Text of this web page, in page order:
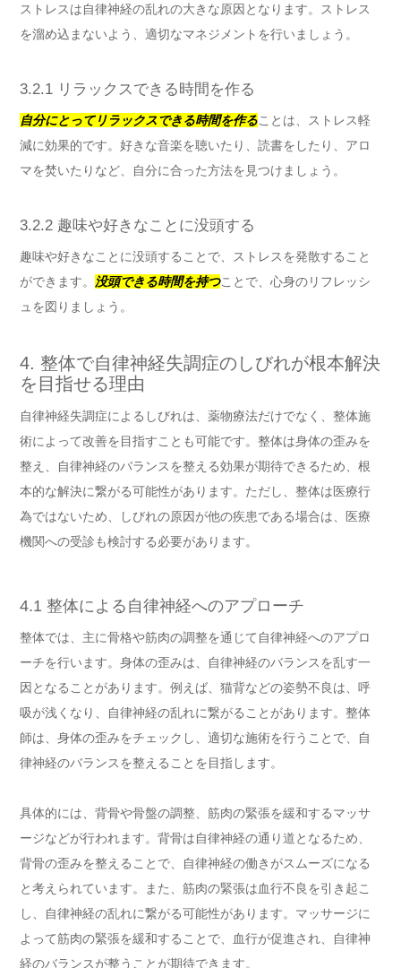
ストレスは自律神経の乱れの大きな原因となります。ストレス
を溜め込まないよう、適切なマネジメントを行いましょう。
3.2.1 リラックスできる時間を作る
自分にとってリラックスできる時間を作ることは、ストレス軽
減に効果的です。好きな音楽を聴いたり、読書をしたり、アロ
マを焚いたりなど、自分に合った方法を見つけましょう。
3.2.2 趣味や好きなことに没頭する
趣味や好きなことに没頭することで、ストレスを発散すること
ができます。 没頭できる時間を持つことで、心身のリフレッシ
ュを図りましょう。
4. 整体で自律神経失調症のしびれが根本解決
を目指せる理由
自律神経失調症によるしびれは、薬物療法だけでなく、整体施
術によって改善を目指すことも可能です。整体は身体の歪みを
整え、自律神経のバランスを整える効果が期待できるため、根
本的な解決に繋がる可能性があります。ただし、整体は医療行
為ではないため、しびれの原因が他の疾患である場合は、医療
機関への受診も検討する必要があります。
4.1 整体による自律神経へのアプローチ
整体では、主に骨格や筋肉の調整を通じて自律神経へのアプロ
ーチを行います。身体の歪みは、自律神経のバランスを乱す一
因となることがあります。例えば、猫背などの姿勢不良は、呼
吸が浅くなり、自律神経の乱れに繋がることがあります。整体
師は、身体の歪みをチェックし、適切な施術を行うことで、自
律神経のバランスを整えることを目指します。
具体的には、背骨や骨盤の調整、筋肉の緊張を緩和するマッサ
ージなどが行われます。背骨は自律神経の通り道となるため、
背骨の歪みを整えることで、自律神経の働きがスムーズになる
と考えられています。また、筋肉の緊張は血行不良を引き起こ
し、自律神経の乱れに繋がる可能性があります。マッサージに
よって筋肉の緊張を緩和することで、血行が促進され、自律神
経のバランスが整うことが期待できます。